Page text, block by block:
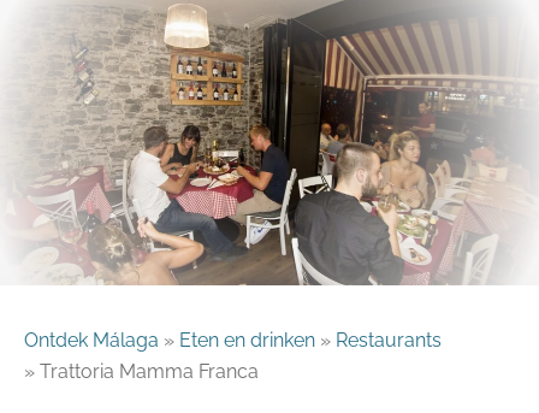
Ontdek Málaga » Eten en drinken » Restaurants
» Trattoria Mamma Franca